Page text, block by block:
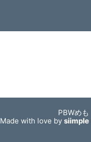
PBWめも
Made with love bysiimple